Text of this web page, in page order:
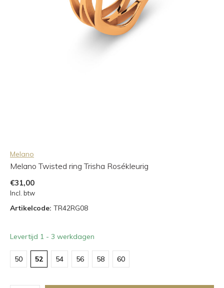
Melano
Melano Twisted ring Trisha Rosékleurig
€31,00
Incl. btw
Artikelcode: TR42RG08
Levertijd 1 - 3 werkdagen
50 52 54 56 58 60